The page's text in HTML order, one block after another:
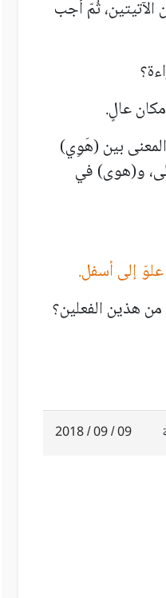
الآتيتين، ثُمّ أجب
عالٍ.
بين (هَوِي)
و(هوى) في
إلى أسفل.
هذين الفعلين؟
09 / 09 / 2018